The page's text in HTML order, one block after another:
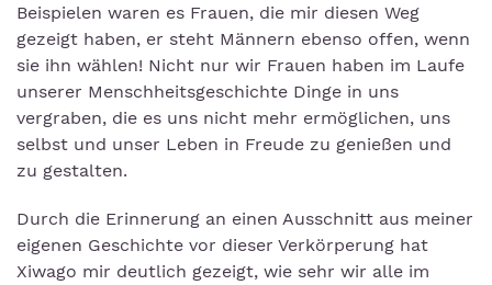
Beispielen waren es Frauen, die mir diesen Weg
gezeigt haben, er steht Männern ebenso offen, wenn
sie ihn wählen! Nicht nur wir Frauen haben im Laufe
unserer Menschheitsgeschichte Dinge in uns
vergraben, die es uns nicht mehr ermöglichen, uns
selbst und unser Leben in Freude zu genießen und
zu gestalten.
Durch die Erinnerung an einen Ausschnitt aus meiner
eigenen Geschichte vor dieser Verkörperung hat
Xiwago mir deutlich gezeigt, wie sehr wir alle im